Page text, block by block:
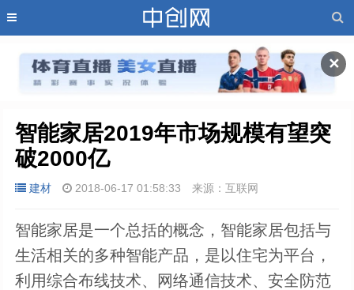
✕
智能家居2019年市场规模有望突
破2000亿
建材 2018-06-17 01:58:33 来源：互联网
智能家居是一个总括的概念，智能家居包括与
生活相关的多种智能产品，是以住宅为平台，
利用综合布线技术、网络通信技术、安全防范